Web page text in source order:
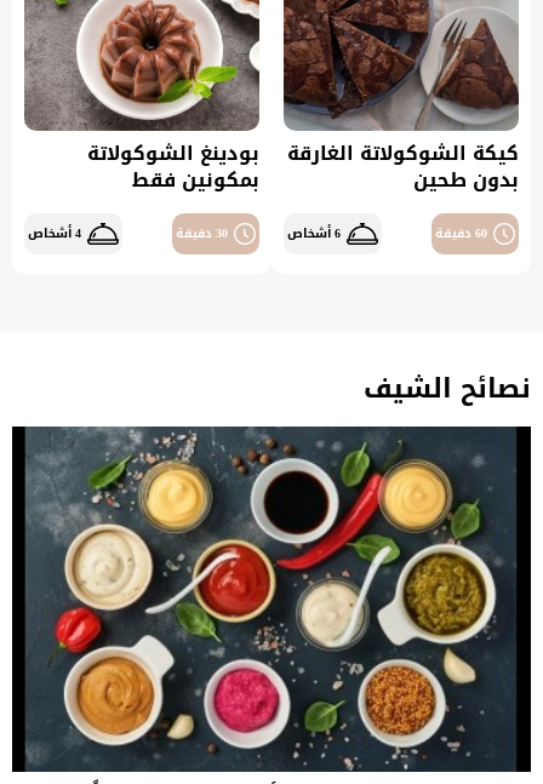
كيكة الشوكولاتة الغارقة
بدون طحين
60 دقيقة 6 أشخاص
بودينغ الشوكولاتة
بمكونين فقط
30 دقيقة 4 أشخاص
نصائح الشيف